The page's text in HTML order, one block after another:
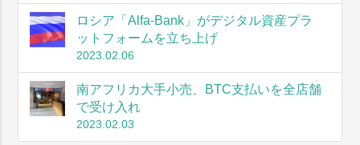
ロシア「Alfa-Bank」がデジタル資産プラ
ットフォームを立ち上げ
2023.02.06
南アフリカ大手小売、BTC支払いを全店舗
で受け入れ
2023.02.03